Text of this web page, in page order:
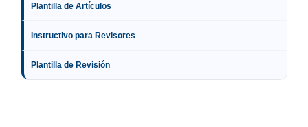
Plantilla de Artículos
Instructivo para Revisores
Plantilla de Revisión